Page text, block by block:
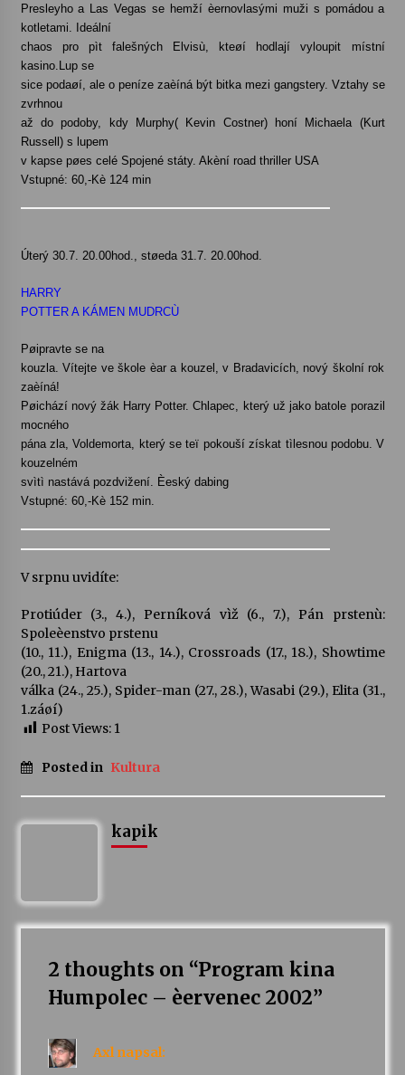
Presleyho a Las Vegas se hemží èernovlasými muži s pomádou a
kotletami. Ideální
chaos pro pìt falešných Elvisù, kteøí hodlají vyloupit místní
kasino.Lup se
sice podaøí, ale o peníze zaèíná být bitka mezi gangstery. Vztahy se
zvrhnou
až do podoby, kdy Murphy( Kevin Costner) honí Michaela (Kurt
Russell) s lupem
v kapse pøes celé Spojené státy. Akèní road thriller USA
Vstupné: 60,-Kè 124 min
Úterý 30.7. 20.00hod., støeda 31.7. 20.00hod.
HARRY
POTTER A KÁMEN MUDRCÙ
Pøipravte se na
kouzla. Vítejte ve škole èar a kouzel, v Bradavicích, nový školní rok
zaèíná!
Pøichází nový žák Harry Potter. Chlapec, který už jako batole porazil
mocného
pána zla, Voldemorta, který se teï pokouší získat tìlesnou podobu. V
kouzelném
svìtì nastává pozdvižení. Èeský dabing
Vstupné: 60,-Kè 152 min.
V srpnu uvidíte:
Protiúder (3., 4.), Perníková vìž (6., 7.), Pán prstenù:
Spoleèenstvo prstenu
(10., 11.), Enigma (13., 14.), Crossroads (17., 18.), Showtime
(20., 21.), Hartova
válka (24., 25.), Spider-man (27., 28.), Wasabi (29.), Elita (31.,
1.záøí)
Post Views: 1
Posted in Kultura
kapik
2 thoughts on “Program kina
Humpolec – èervenec 2002”
Axl napsal: